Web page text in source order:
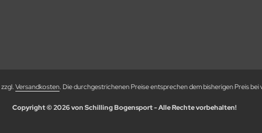
Versandkosten. Die durchgestrichenen Preise entsprechen dem bisherigen Preis
Copyright © 2026 von Schilling Bogensport - Alle Rechte vorbehalten!